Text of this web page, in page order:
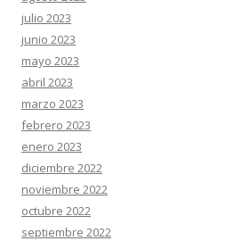
julio 2023
junio 2023
mayo 2023
abril 2023
marzo 2023
febrero 2023
enero 2023
diciembre 2022
noviembre 2022
octubre 2022
septiembre 2022